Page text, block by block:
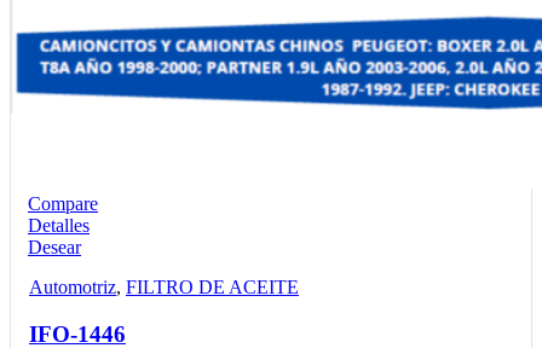
Compare
Detalles
Desear
Automotriz, FILTRO DE ACEITE
IFO-1446